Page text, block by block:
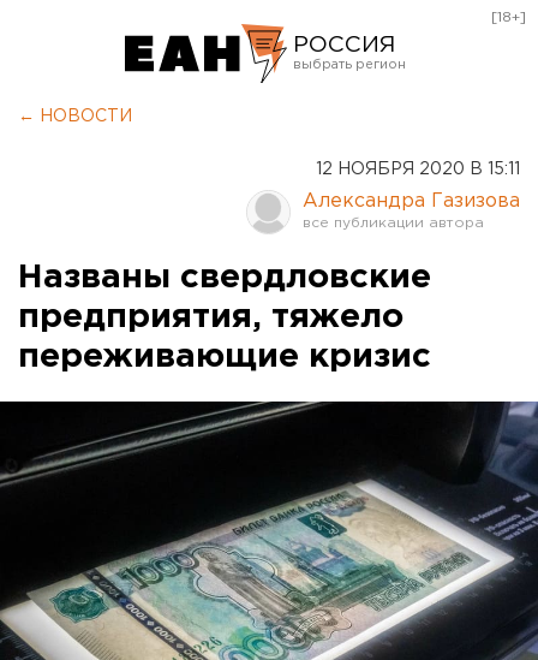
РОССИЯ
Оренбург
[18+]
← НОВОСТИ
12 НОЯБРЯ 2020 В 15:11
Александра Газизова
Названы свердловские
предприятия, тяжело
переживающие кризис